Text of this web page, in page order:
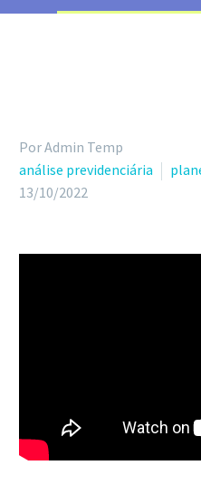
Por Admin Temp
análise previdenciária
13/10/2022